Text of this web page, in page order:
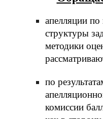
апелляции
структуры
методики
по
комиссии